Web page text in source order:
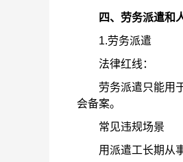
四、劳务派遣和
1.劳务派遣
法律红线：
劳务派遣只能用于
会备案。
常见违规场景
用派遣工长期从事